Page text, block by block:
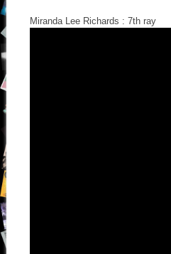
Miranda Lee Richards : 7th ray